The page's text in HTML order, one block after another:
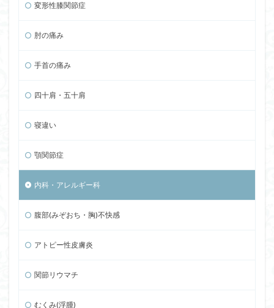
変形性膝関節症
肘の痛み
手首の痛み
四十肩・五十肩
寝違い
顎関節症
内科・アレルギー科
腹部(みぞおち・胸)不快感
アトピー性皮膚炎
関節リウマチ
むくみ(浮腫)